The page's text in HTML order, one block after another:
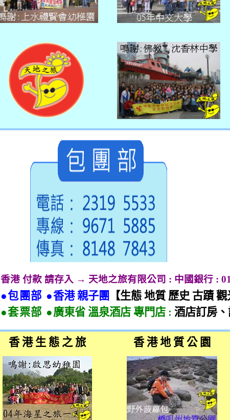
香港 付款 請存入 → 天地之旅有限公司 : 中國銀行:
●包團部 ●香港 親子團 【生態 地質 歷史 古蹟
●套票部 ●廣東省 溫泉酒店 專門店 : 酒店訂房
香 港 生 態 之 旅 香 港 地 質 公 園